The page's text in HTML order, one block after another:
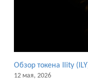
Обзор токена Ility
12 мая, 2026